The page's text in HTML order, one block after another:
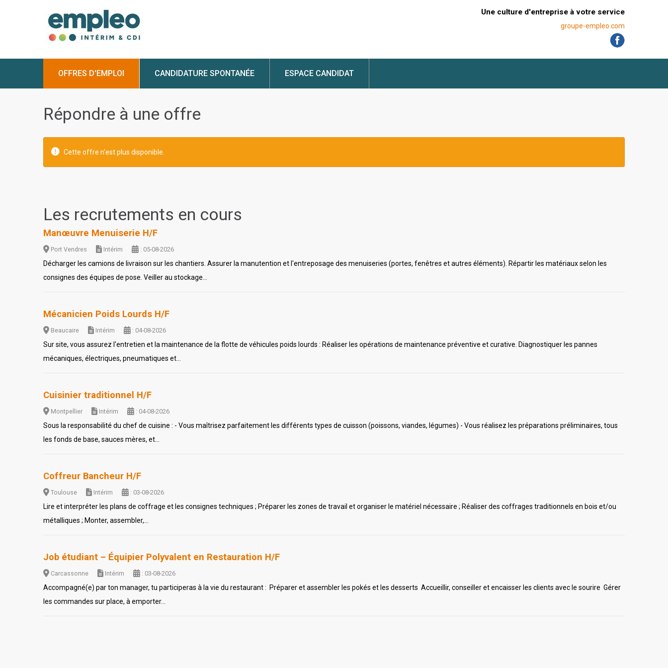
Une culture d'entreprise à votre service
groupe-empleo.com
OFFRES D'EMPLOI CANDIDATURE SPONTANÉE ESPACE CANDIDAT
Répondre à une offre
Cette offre n'est plus disponible.
Les recrutements en cours
Manœuvre Menuiserie H/F
Port Vendres Intérim : 05-08-2026
Décharger les camions de livraison sur les chantiers. Assurer la manutention et l'entreposage des menuiseries (portes, fenêtres et autres éléments). Répartir les matériaux selon les
consignes des équipes de pose. Veiller au stockage...
Mécanicien Poids Lourds H/F
Beaucaire Intérim : 04-08-2026
Sur site, vous assurez l'entretien et la maintenance de la flotte de véhicules poids lourds : Réaliser les opérations de maintenance préventive et curative. Diagnostiquer les pannes
mécaniques, électriques, pneumatiques et...
Cuisinier traditionnel H/F
Montpellier Intérim : 04-08-2026
Sous la responsabilité du chef de cuisine : - Vous maîtrisez parfaitement les différents types de cuisson (poissons, viandes, légumes) - Vous réalisez les préparations préliminaires, tous
les fonds de base, sauces mères, et...
Coffreur Bancheur H/F
Toulouse Intérim : 03-08-2026
Lire et interpréter les plans de coffrage et les consignes techniques ; Préparer les zones de travail et organiser le matériel nécessaire ; Réaliser des coffrages traditionnels en bois et/ou
métalliques ; Monter, assembler,...
Job étudiant – Équipier Polyvalent en Restauration H/F
Carcassonne Intérim : 03-08-2026
Accompagné(e) par ton manager, tu participeras à la vie du restaurant : Préparer et assembler les pokés et les desserts Accueillir, conseiller et encaisser les clients avec le sourire Gérer
les commandes sur place, à emporter...